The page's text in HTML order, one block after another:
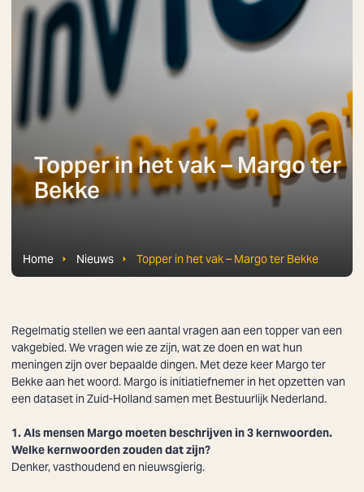
Topper in het vak – Margo ter
Bekke
Home Nieuws Topper in het vak – Margo ter Bekke
Regelmatig stellen we een aantal vragen aan een topper van een
vakgebied. We vragen wie ze zijn, wat ze doen en wat hun
meningen zijn over bepaalde dingen. Met deze keer Margo ter
Bekke aan het woord. Margo is initiatiefnemer in het opzetten van
een dataset in Zuid-Holland samen met Bestuurlijk Nederland.
1.Als mensen Margo moeten beschrijven in 3 kernwoorden.
Welke kernwoorden zouden dat zijn?
Denker, vasthoudend en nieuwsgierig.